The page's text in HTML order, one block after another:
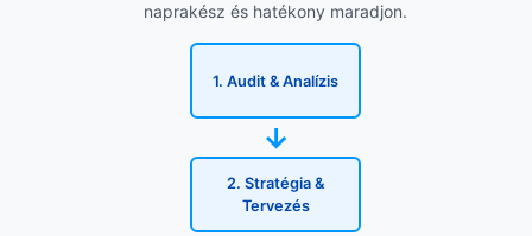
naprakész és hatékony maradjon.
1. Audit & Analízis
→
2. Stratégia &
Tervezés